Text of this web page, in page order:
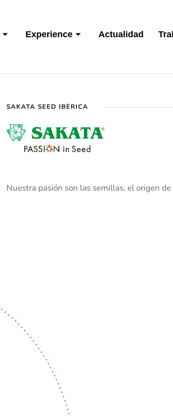
Experience Actualidad
SAKATA SEED IBÉRICA
Nuestra pasión son las semillas, el origen